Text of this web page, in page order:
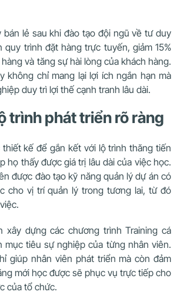
bán lẻ sau khi đào tạo đội ngũ về tư duy
quy trình đặt hàng trực tuyến, giảm 15%
và tăng sự hài lòng của khách hàng.
không chỉ mang lại lợi ích ngắn hạn mà
duy trì lợi thế cạnh tranh lâu dài.
trình phát triển rõ ràng
kế để gắn kết với lộ trình thăng tiến
họ thấy được giá trị lâu dài của việc học.
được đào tạo kỹ năng quản lý dự án có
cho vị trí quản lý trong tương lai, từ đó
xây dựng các chương trình Training cá
mục tiêu sự nghiệp của từng nhân viên.
giúp nhân viên phát triển mà còn đảm
mới học được sẽ phục vụ trực tiếp cho
của tổ chức.